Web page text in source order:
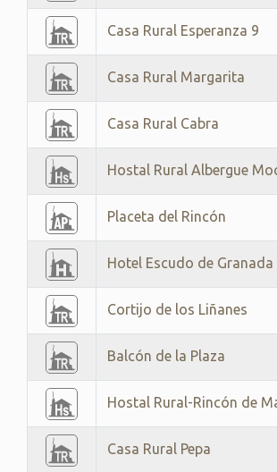
Casa Rural Esperanza 9
Casa Rural Margarita
Casa Rural Cabra
Hostal Rural Albergue
Placeta del Rincón
Hotel Escudo de Granada
Cortijo de los Liñanes
Balcón de la Plaza
Hostal Rural-Rincón de
Casa Rural Pepa